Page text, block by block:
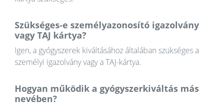
Szükséges-e személyazonosító igazolvány
vagy TAJ kártya?
Igen, a gyógyszerek kiváltásához általában szükséges a
személyi igazolvány vagy a TAJ-kártya.
Hogyan működik a gyógyszerkiváltás más
nevében?